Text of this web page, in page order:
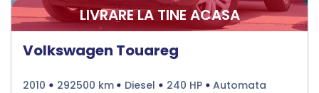
LIVRARE LA TINE ACASA
Volkswagen Touareg
2010 292500 km Diesel 240 HP
Automata